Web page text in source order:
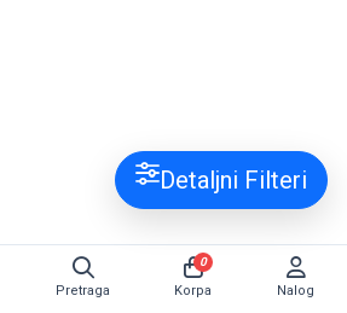
Detaljni Filteri
Pretraga Korpa
0
Nalog